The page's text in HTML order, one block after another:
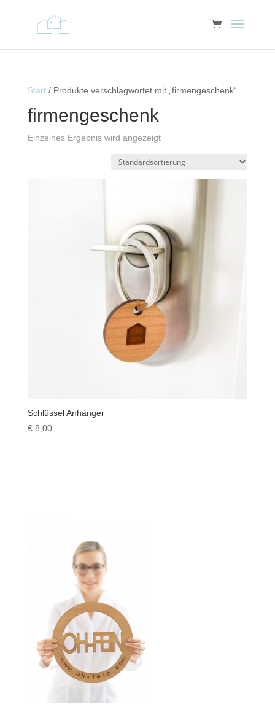
Start/ Produkte verschlagwortet mit „firmengeschenk“
firmengeschenk
Einzelnes Ergebnis wird angezeigt
Schlüssel Anhänger
€8,00